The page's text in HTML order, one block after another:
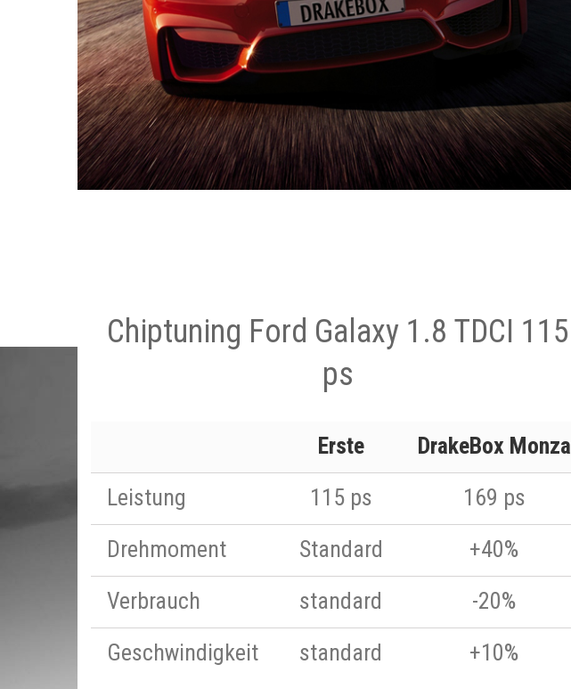
Chiptuning Ford Galaxy 1.8 TDCI 115
ps
Erste
DrakeBox Monza
Leistung
115 ps
169 ps
Drehmoment
Standard
+40%
Verbrauch
standard
-20%
Geschwindigkeit
standard +10%